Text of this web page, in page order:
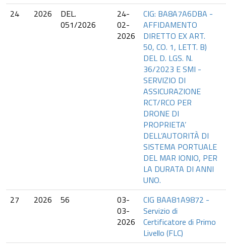
24 2026
DEL.
051/2026
24-
02-
2026
CIG: BA8A7A6DBA -
AFFIDAMENTO
DIRETTO EX ART.
50, CO. 1, LETT. B)
DEL D. LGS. N.
36/2023 E SMI -
SERVIZIO DI
ASSICURAZIONE
RCT/RCO PER
DRONE DI
PROPRIETA’
DELL’AUTORITÀ DI
SISTEMA PORTUALE
DEL MAR IONIO, PER
LA DURATA DI ANNI
UNO.
27
2026 56
03-
03-
2026
CIG BAA81A9872 -
Servizio di
Certificatore di Primo
Livello (FLC)